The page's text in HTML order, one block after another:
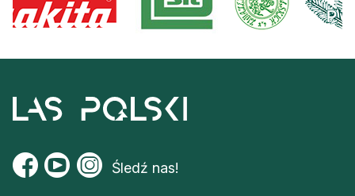
Śledź nas!